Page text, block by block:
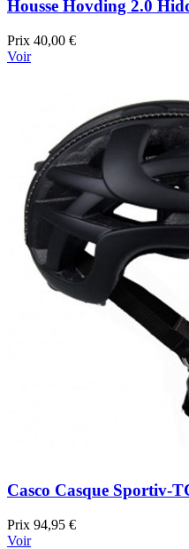
Housse Hovding 2.0
Prix 40,00 €
Voir
Casco Casque Sportiv-
Prix 94,95 €
Voir